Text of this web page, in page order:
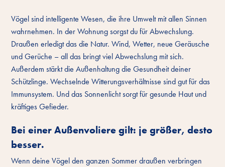
Vögel sind intelligente Wesen, die ihre Umwelt mit allen Sinnen
wahrnehmen. In der Wohnung sorgst du für Abwechslung.
Draußen erledigt das die Natur. Wind, Wetter, neue Geräusche
und Gerüche – all das bringt viel Abwechslung mit sich.
Außerdem stärkt die Außenhaltung die Gesundheit deiner
Schützlinge. Wechselnde Witterungsverhältnisse sind gut für das
Immunsystem. Und das Sonnenlicht sorgt für gesunde Haut und
kräftiges Gefieder.
Bei einer Außenvoliere gilt: je größer, desto
besser.
Wenn deine Vögel den ganzen Sommer draußen verbringen